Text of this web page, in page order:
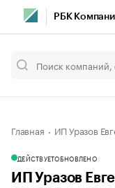
РБК
Главная ИП Уразов
ДЕЙСТВУЕТОБНОВЛЕНО
ИП Уразов